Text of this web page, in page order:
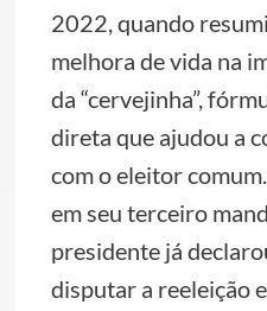
2022, quando
melhora de vida na
da “cervejinha”,
direta que ajudou a
com o eleitor
em seu terceiro
presidente já
disputar a reeleição